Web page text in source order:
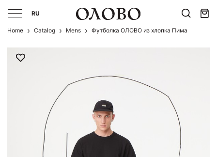
RU
Home Catalog Mens Футболка ОЛОВО из хлопка Пима